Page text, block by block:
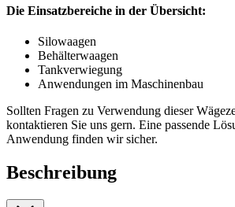
Die Einsatzbereiche in der Übersicht:
Silowaagen
Behälterwaagen
Tankverwiegung
Anwendungen im Maschinenbau
Sollten Fragen zu Verwendung dieser
kontaktieren Sie uns gern. Eine passende
Anwendung finden wir sicher.
Beschreibung